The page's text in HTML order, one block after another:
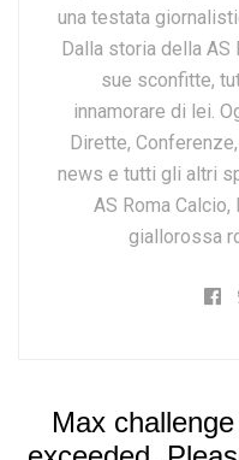
una testata
Dalla storia della AS
sue sconfitte,
innamorare di lei.
Dirette,
news e tutti gli altri
AS Roma
giallorossa